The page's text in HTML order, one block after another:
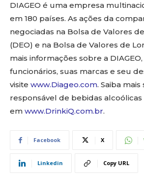
DIAGEO é uma empresa
em 180 países. As ações da
negociadas na Bolsa de Valores
(DEO) e na Bolsa de Valores de
mais informações sobre a
funcionários, suas marcas e seu
visite www.Diageo.com. Saiba
responsável de bebidas alcoólicas
em www.DrinkiQ.com.br.
Facebook X
Linkedin Copy URL